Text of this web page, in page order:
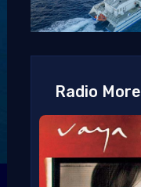
Radio More